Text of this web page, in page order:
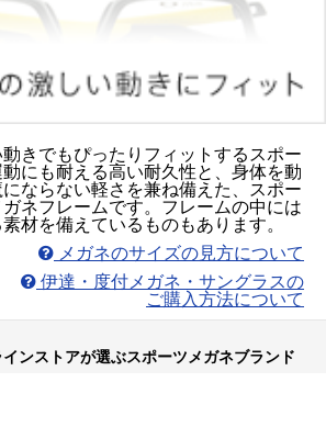
きでもぴったりフィットするスポー
にも耐える高い耐久性と、身体を動
ならない軽さを兼ね備えた、スポー
ネフレームです。フレームの中には
材を備えているものもあります。
メガネのサイズの見方について
伊達・度付メガネ・サングラスの
ご購入方法について
ンストアが選ぶスポーツメガネブランド